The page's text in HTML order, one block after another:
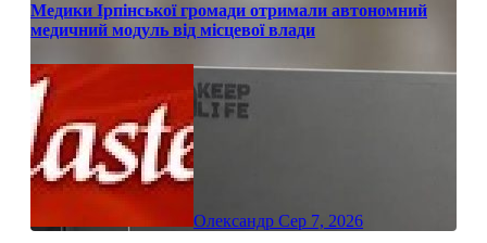
Медики Ірпінської громади отримали автономний
медичний модуль від місцевої влади
Олександр Сер 7, 2026